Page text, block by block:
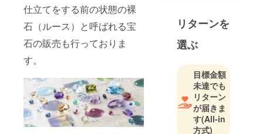
仕立てをする前の状態の裸
石（ルース）と呼ばれる宝
石の販売も行っておりま
す。
なりまし
石に興味を
子供の頃
で、当時は
天然石を集
めるのに夢
中になって
リターンを
選ぶ
目標金額
未達でも
リターン
が届きま
す(All-in
方式)